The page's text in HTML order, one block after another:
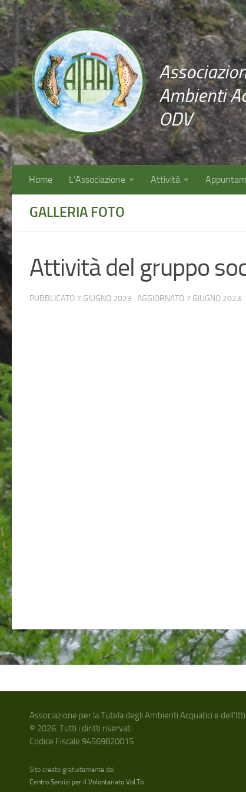
Salta al contenuto
Ambienti
ODV
Home L’Associazione Attività
GALLERIA FOTO
Attività del gruppo
PUBBLICATO 7 GIUGNO 2023 · AGGIORNATO 7 GIUGNO 2023
Associazione per la Tutela degli Ambienti Acquatici e
© 2026. Tutti i diritti riservati.
Codice Fiscale 94569820015
Sito creato gratuitamente dal
Centro Servizi per il Volontariato Vol.To